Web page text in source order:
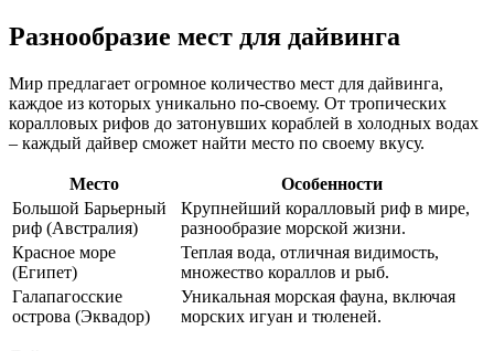
Разнообразие мест для дайвинга
Мир предлагает огромное количество мест для дайвинга,
каждое из которых уникально по-своему. От тропических
коралловых рифов до затонувших кораблей в холодных водах
– каждый дайвер сможет найти место по своему вкусу.
Место
Особенности
Большой Барьерный
риф (Австралия)
Крупнейший коралловый риф в мире,
разнообразие морской жизни.
Красное море
(Египет)
Теплая вода, отличная видимость,
множество кораллов и рыб.
Галапагосские
острова (Эквадор)
Уникальная морская фауна, включая
морских игуан и тюленей.